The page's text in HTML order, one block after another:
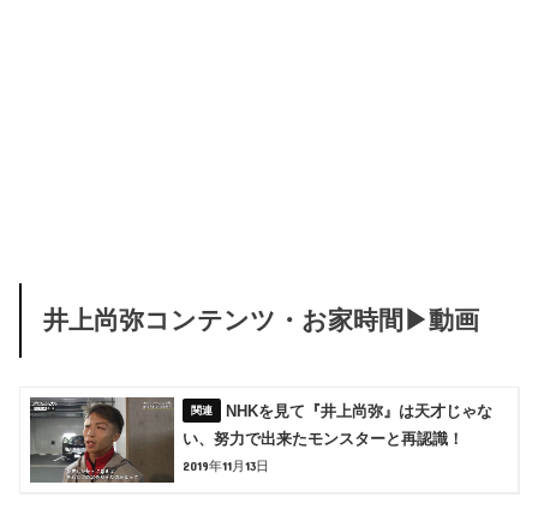
井上尚弥コンテンツ・お家時間▶動画
NHKを見て『井上尚弥』は天才じゃな
い、努力で出来たモンスターと再認識！
2019年11月13日